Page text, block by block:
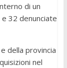
di un
32 denunciate
della provincia
nel